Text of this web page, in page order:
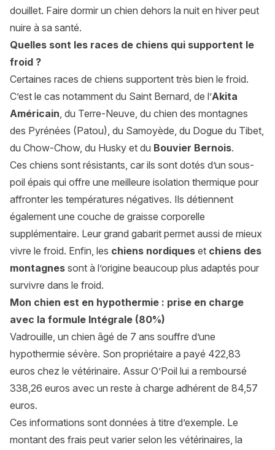
douillet. Faire dormir un chien dehors la nuit en hiver peut
nuire à sa santé.
Quelles sont les races de chiens qui supportent le
froid ?
Certaines races de chiens supportent très bien le froid.
C’est le cas notamment du Saint Bernard, de l’Akita
Américain, du Terre-Neuve, du chien des montagnes
des Pyrénées (Patou), du Samoyède, du Dogue du Tibet,
du Chow-Chow, du Husky et du Bouvier Bernois.
Ces chiens sont résistants, car ils sont dotés d’un sous-
poil épais qui offre une meilleure isolation thermique pour
affronter les températures négatives. Ils détiennent
également une couche de graisse corporelle
supplémentaire. Leur grand gabarit permet aussi de mieux
vivre le froid. Enfin, les chiens nordiques et chiens des
montagnes sont à l’origine beaucoup plus adaptés pour
survivre dans le froid.
Mon chien est en hypothermie : prise en charge
avec la formule Intégrale (80%)
Vadrouille, un chien âgé de 7 ans souffre d’une
hypothermie sévère. Son propriétaire a payé 422,83
euros chez le vétérinaire. Assur O’Poil lui a remboursé
338,26 euros avec un reste à charge adhérent de 84,57
euros.
Ces informations sont données à titre d’exemple. Le
montant des frais peut varier selon les vétérinaires, la